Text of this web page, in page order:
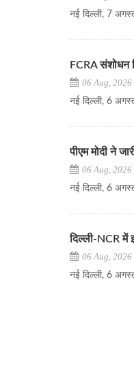
नई दिल्ली, 7
FCRA संशोधन
06 Aug,
नई दिल्ली, 6
पीएम मोदी ने
06 Aug, 2026
नई दिल्ली, 6
दिल्ली-NCR में
06 Aug, 2026
नई दिल्ली, 6